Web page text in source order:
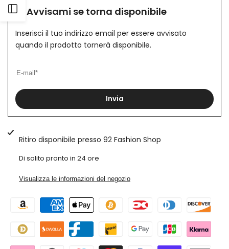
Apri
barra
Collo
Largo
taglio
vivo
Art.
Ts103
taglio
vivo
Art.
Ts103
Avvisami se torna disponibile
Inserisci il tuo indirizzo email per essere avvisato
quando il prodotto tornerà disponibile.
Invia
Ritiro disponibile presso 92 Fashion Shop
Di solito pronto in 24 ore
Visualizza le informazioni del negozio